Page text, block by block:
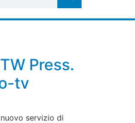
Press.
tv
servizio di